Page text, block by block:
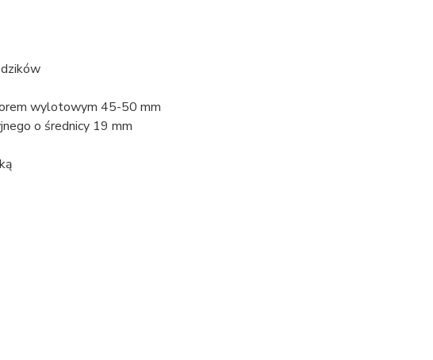
wylotowym 45-50 mm
o średnicy 19 mm